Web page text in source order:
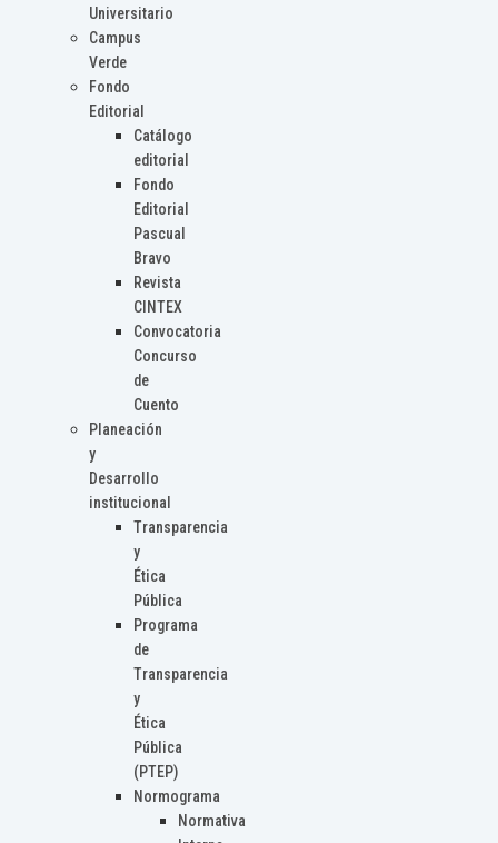
Universitario
Campus
Verde
Fondo
Editorial
Catálogo
editorial
Fondo
Editorial
Pascual
Bravo
Revista
CINTEX
Convocatoria
Concurso
de
Cuento
Planeación
y
Desarrollo
institucional
Transparencia
y
Ética
Pública
Programa
de
Transparencia
y
Ética
Pública
(PTEP)
Normograma
Normativa